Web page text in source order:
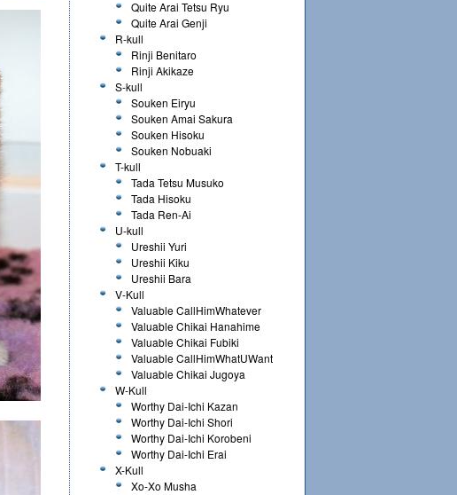
Quite Arai Tetsu Ryu
Quite Arai Genji
R-kull
Rinji Benitaro
Rinji Akikaze
S-kull
Souken Eiryu
Souken Amai Sakura
Souken Hisoku
Souken Nobuaki
T-kull
Tada Tetsu Musuko
Tada Hisoku
Tada Ren-Ai
U-kull
Ureshii Yuri
Ureshii Kiku
Ureshii Bara
V-Kull
Valuable CallHimWhatever
Valuable Chikai Hanahime
Valuable Chikai Fubiki
Valuable CallHimWhatUWant
Valuable Chikai Jugoya
W-Kull
Worthy Dai-Ichi Kazan
Worthy Dai-Ichi Shori
Worthy Dai-Ichi Korobeni
Worthy Dai-Ichi Erai
X-Kull
Xo-Xo Musha